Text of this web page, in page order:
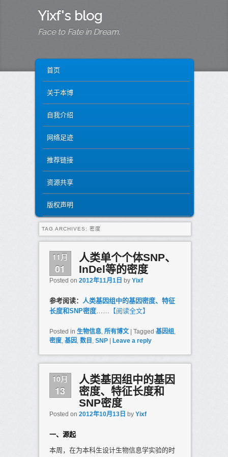
Yixf's blog
Face to Fate in Dream.
SKIP TO PRIMARY CONTENT
SKIP TO SECONDARY CONTENT
首页
关于本博
自我介绍
网络足迹
推荐链接
资源共享
版权声明
TAG ARCHIVES: 密度
11月
01
人类单个个体SNP、
InDel等的密度
Posted on 2012年11月1日 by Yixf
参考阅读： 人类基因组中的基因密度、特征
长度和SNP密度…… 【阅读全文】
Posted in 生物信息, 所有博文 Tagged 基因组,
密度, 基因, 数目 , SNP Leave a reply
10月
13
人类基因组中的基因
密度、特征长度和
SNP密度
Posted on 2012年10月13日 by Yixf
一、源起
本周，在为本科生设计生物信息学实验的时